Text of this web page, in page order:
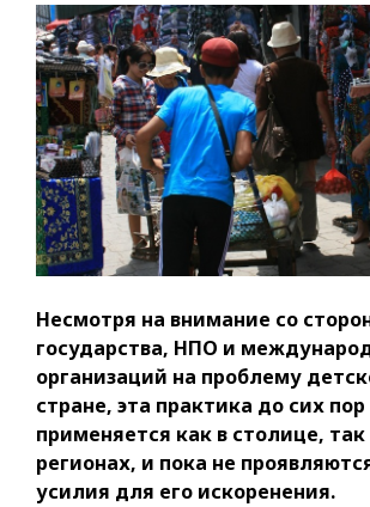
Несмотря на внимание со
государства, НПО и
организаций на проблему
стране, эта практика до сих
применяется как в столице, так
регионах, и пока не
усилия для его искоренения.